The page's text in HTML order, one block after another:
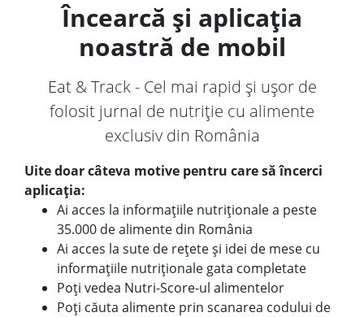
Încearcă și aplicația
noastră de mobil
Eat & Track - Cel mai rapid și ușor de
folosit jurnal de nutriție cu alimente
exclusiv din România
Uite doar câteva motive pentru care să încerci
aplicația:
Ai acces la informațiile nutriționale a peste
35.000 de alimente din România
Ai acces la sute de rețete și idei de mese cu
informațiile nutriționale gata completate
Poți vedea Nutri-Score-ul alimentelor
Poți căuta alimente prin scanarea codului de